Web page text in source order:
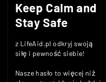
Keep Calm and
Stay Safe
z LifeAid.pl odkryj swoją
siłę i pewność siebie!
Nasze hasło to więcej niż